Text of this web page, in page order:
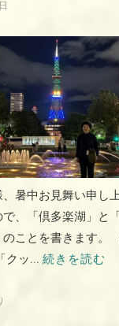
暑中お見舞い申し
、「倶多楽湖」と
のことを書きます。
クッ... 続きを読む